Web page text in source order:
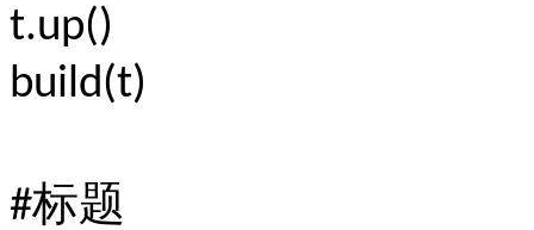
t.up()
build(t)
#标题